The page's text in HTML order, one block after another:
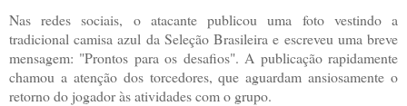
Nas redes sociais, o atacante publicou uma foto vestindo a
tradicional camisa azul da Seleção Brasileira e escreveu uma breve
mensagem: "Prontos para os desafios". A publicação rapidamente
chamou a atenção dos torcedores, que aguardam ansiosamente o
retorno do jogador às atividades com o grupo.